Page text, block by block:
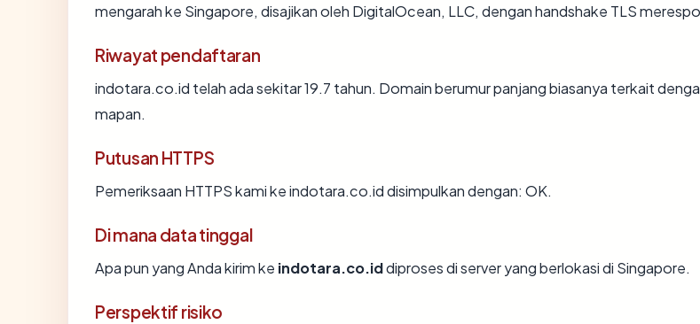
mengarah ke Singapore, disajikan oleh DigitalOcean, LLC, dengan handshake TLS
Riwayat pendaftaran
indotara.co.id telah ada sekitar 19.7 tahun. Domain berumur panjang biasanya terkait
mapan.
Putusan HTTPS
Pemeriksaan HTTPS kami ke indotara.co.id disimpulkan dengan: OK.
Di mana data tinggal
Apa pun yang Anda kirim ke indotara.co.iddiproses di server yang berlokasi di Singapore.
Perspektif risiko